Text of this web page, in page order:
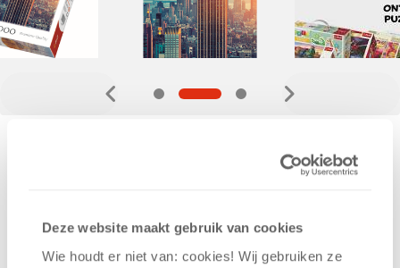
Deze website maakt gebruik van cookies
Wie houdt er niet van: cookies! Wij gebruiken ze
UIT HET ASSORTIMENT